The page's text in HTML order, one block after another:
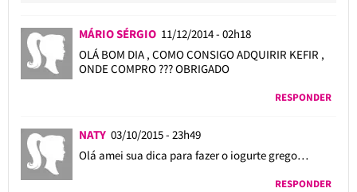
MÁRIO SÉRGIO 11/12/2014 - 02h18
OLÁ BOM DIA , COMO CONSIGO ADQUIRIR KEFIR ,
ONDE COMPRO ??? OBRIGADO
RESPONDER
NATY 03/10/2015 - 23h49
Olá amei sua dica para fazer o iogurte grego…
RESPONDER